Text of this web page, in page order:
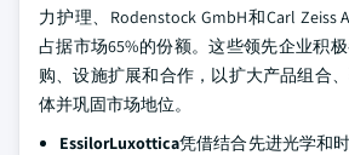
力护理、Rodenstock GmbH和Carl Zeiss
占据市场65%的份额。这些领先企业积
购、设施扩展和合作，以扩大产品组合
体并巩固市场地位。
EssilorLuxottica凭借结合先进光学和